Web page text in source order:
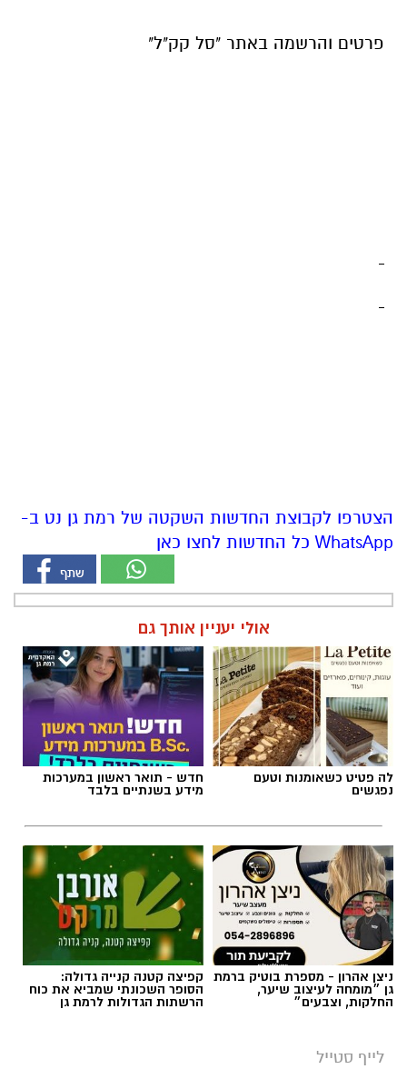
פרטים והרשמה באתר "סל קק"ל"
הצטרפו לקבוצת החדשות השקטה של רמת גן נט ב-
WhatsApp כל החדשות לחצו כאן
אולי יעניין אותך גם
לה פטיט כשאומנות וטעם
נפגשים
חדש - תואר ראשון במערכות
מידע בשנתיים בלבד
ניצן אהרון - מספרת בוטיק ברמת
גן ״מומחה לעיצוב שיער,
החלקות, וצבעים״
קפיצה קטנה קנייה גדולה:
הסופר השכונתי שמביא את כוח
הרשתות הגדולות לרמת גן
לייף סטייל